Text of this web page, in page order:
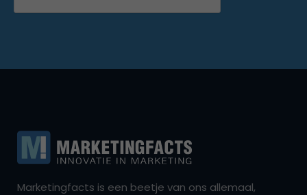
Marketingfacts is een beetje van ons allemaal,